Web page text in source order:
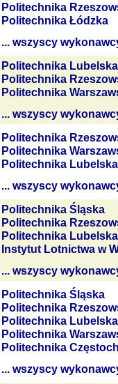
Politechnika
Politechnika Łódzka
... wszyscy
Politechnika Lubelska
Politechnika
Politechnika
... wszyscy
Politechnika
Politechnika
Politechnika Lubelska
... wszyscy
Politechnika Śląska
Politechnika
Politechnika Lubelska
Instytut Lotnictwa w
... wszyscy
Politechnika Śląska
Politechnika
Politechnika Lubelska
Politechnika
Politechnika
... wszyscy